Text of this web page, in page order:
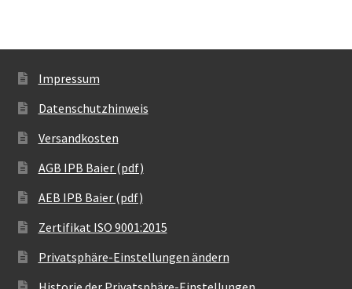
Impressum
Datenschutzhinweis
Versandkosten
AGB IPB Baier (pdf)
AEB IPB Baier (pdf)
Zertifikat ISO 9001:2015
Privatsphäre-Einstellungen ändern